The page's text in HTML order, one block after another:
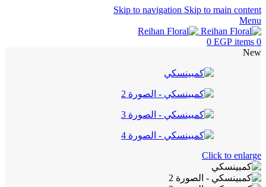
Skip to navigation Skip to main content
Menu
0
items
0 EGP
New
Click to enlarge